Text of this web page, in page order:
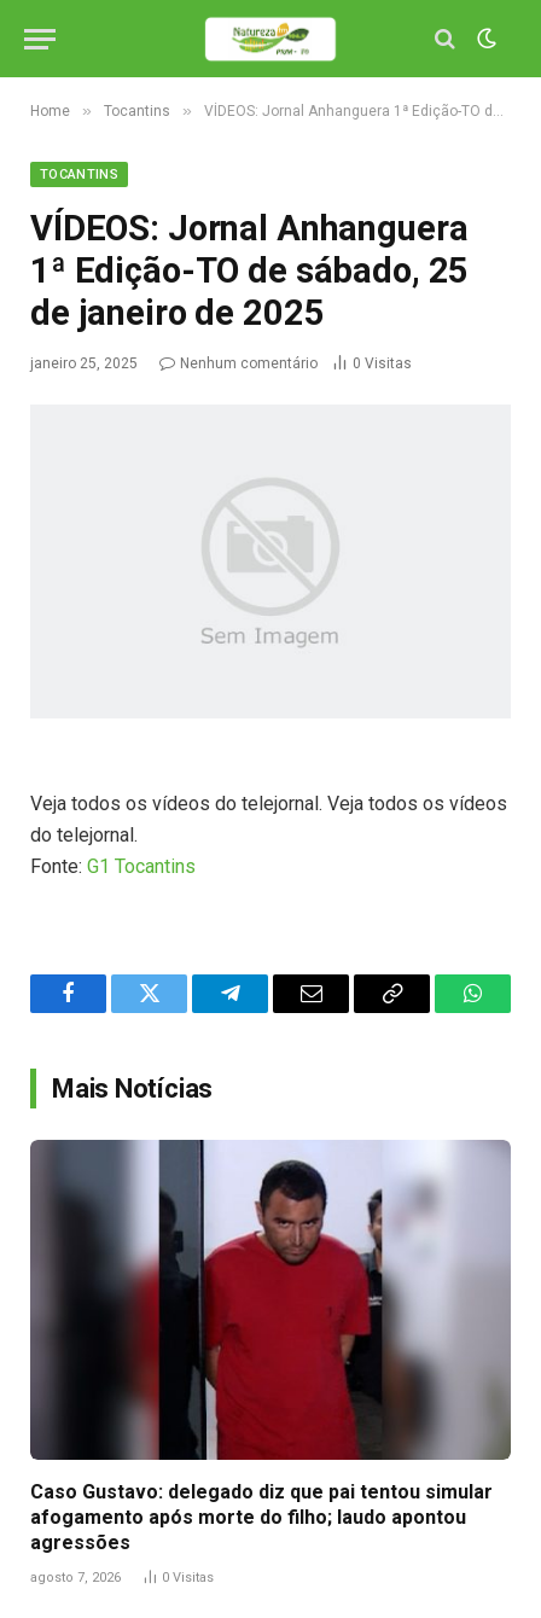
Home » Tocantins » VÍDEOS: Jornal Anhanguera 1ª Edição-TO de sábado, 25 de janeiro de 2025
TOCANTINS
VÍDEOS: Jornal Anhanguera
1ª Edição-TO de sábado, 25
de janeiro de 2025
janeiro 25, 2025 Nenhum comentário 0 Visitas
Veja todos os vídeos do telejornal. Veja todos os vídeos
do telejornal.
Fonte: G1 Tocantins
FacebookTwitter TelegramEmail
Copy
Mais Notícias
Caso Gustavo: delegado diz que pai tentou simular
afogamento após morte do filho; laudo apontou
agressões
agosto 7, 2026 0 Visitas